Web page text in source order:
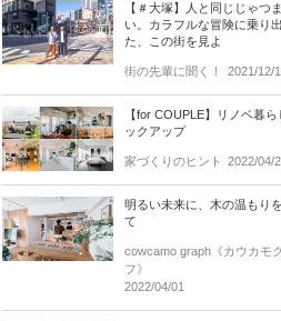
【＃大塚】人と同じじゃつ
い。カラフルな冒険に乗り
た、この街を見よ
街の先輩に聞く！ 2021/12/
【for COUPLE】リノベ暮ら
ックアップ
家づくりのヒント 2022/04/
明るい未来に、木の温もり
て
cowcamo graph《カウカモ
フ》
2022/04/01